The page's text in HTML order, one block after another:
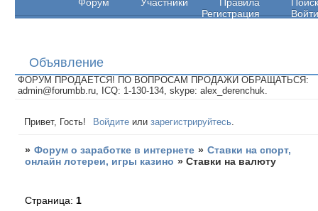
Регистрация
Войти
Объявление
ФОРУМ ПРОДАЕТСЯ! ПО ВОПРОСАМ ПРОДАЖИ ОБРАЩАТЬСЯ:
admin@forumbb.ru, ICQ: 1-130-134, skype: alex_derenchuk.
Привет, Гость! Войдите илизарегистрируйтесь
» Форум о заработке в интернете » Ставки на спорт,
онлайн лотереи, игры казино »Ставки на валюту
Страница: 1